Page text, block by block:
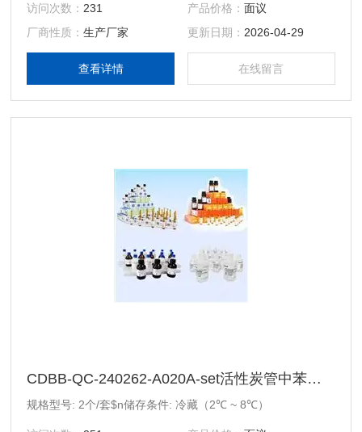
访问次数： 231 产品价格： 面议
厂商性质：生产厂家 更新日期： 2026-04-29
查看详情 在线留言
CDBB-QC-240262-A020A-set活性炭管中苯质控样
规格型号: 2个/套$n储存条件: 冷藏（2℃ ~ 8℃）